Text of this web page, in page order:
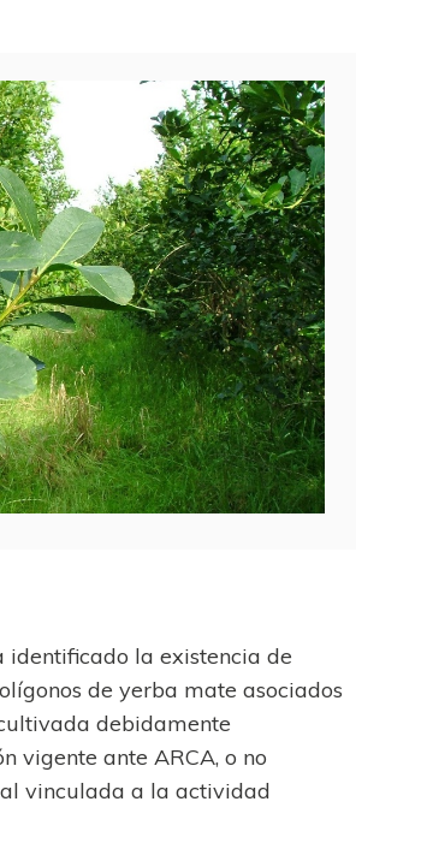
identificado la existencia de
de yerba mate asociados
debidamente
vigente ante ARCA, o no
vinculada a la actividad